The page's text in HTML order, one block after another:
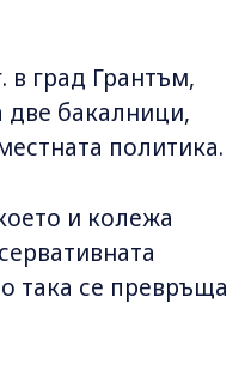
в град Грантъм,
две бакалници,
политика.
и колежа
така се превръща